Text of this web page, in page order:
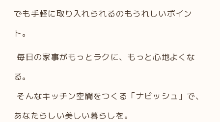
でも手軽に取り入れられるのもうれしいポイン
ト。
毎日の家事がもっとラクに、もっと心地よくな
る。
そんなキッチン空間をつくる「ナビッシュ」で、
あなたらしい美しい暮らしを。